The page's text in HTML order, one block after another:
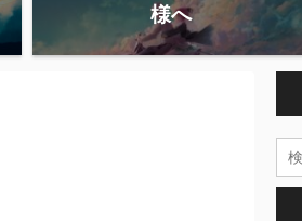
様へ